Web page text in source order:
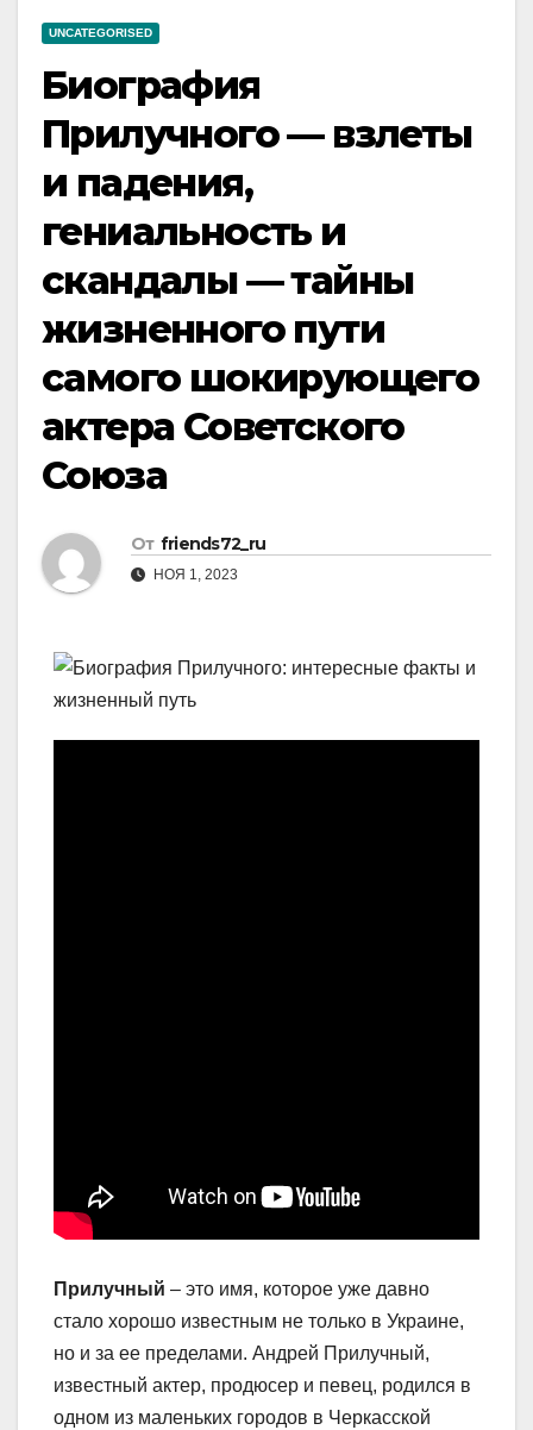
UNCATEGORISED
Биография
Прилучного — взлеты
и падения,
гениальность и
скандалы — тайны
жизненного пути
самого шокирующего
актера Советского
Союза
От friends72_ru
НОЯ 1, 2023
Прилучный – это имя, которое уже давно
стало хорошо известным не только в Украине,
но и за ее пределами. Андрей Прилучный,
известный актер, продюсер и певец, родился в
одном из маленьких городов в Черкасской